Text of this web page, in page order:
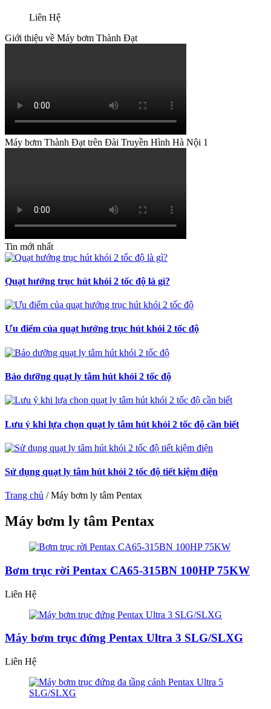
Liên Hệ
Giới thiệu về Máy bơm Thành Đạt
Máy bơm Thành Đạt trên Đài Truyền Hình Hà Nội 1
Tin mới nhất
Quạt hướng trục hút khói 2 tốc độ là gì?
Ưu điểm của quạt hướng trục hút khói 2 tốc độ
Bảo dưỡng quạt ly tâm hút khói 2 tốc độ
Lưu ý khi lựa chọn quạt ly tâm hút khói 2 tốc độ cần biết
Sử dụng quạt ly tâm hút khói 2 tốc độ tiết kiệm điện
Trang chủ /Máy bơm ly tâm Pentax
Máy bơm ly tâm Pentax
Bơm trục rời Pentax CA65-315BN 100HP 75KW
Liên Hệ
Máy bơm trục đứng Pentax Ultra 3 SLG/SLXG
Liên Hệ